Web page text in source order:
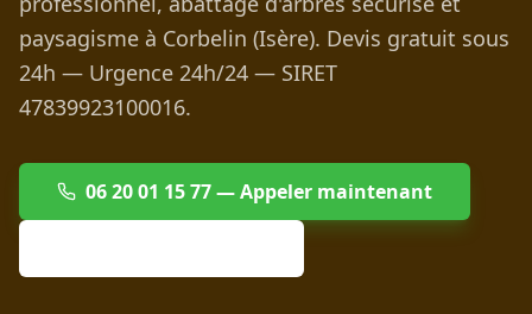
paysagisme à Corbelin (Isère). Devis gratuit sous
24h — Urgence 24h/24 — SIRET
47839923100016.
06 20 01 15 77 — Appeler maintenant